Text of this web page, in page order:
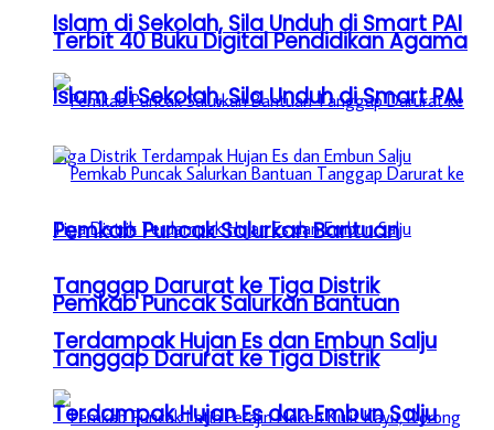
Islam di Sekolah, Sila Unduh di Smart PAI
Pemkab Puncak Salurkan Bantuan
Tanggap Darurat ke Tiga Distrik
Terdampak Hujan Es dan Embun Salju
Terbit 40 Buku Digital Pendidikan Agama
Islam di Sekolah, Sila Unduh di Smart PAI
Pemkab Puncak Salurkan Bantuan
Tanggap Darurat ke Tiga Distrik
Terdampak Hujan Es dan Embun Salju